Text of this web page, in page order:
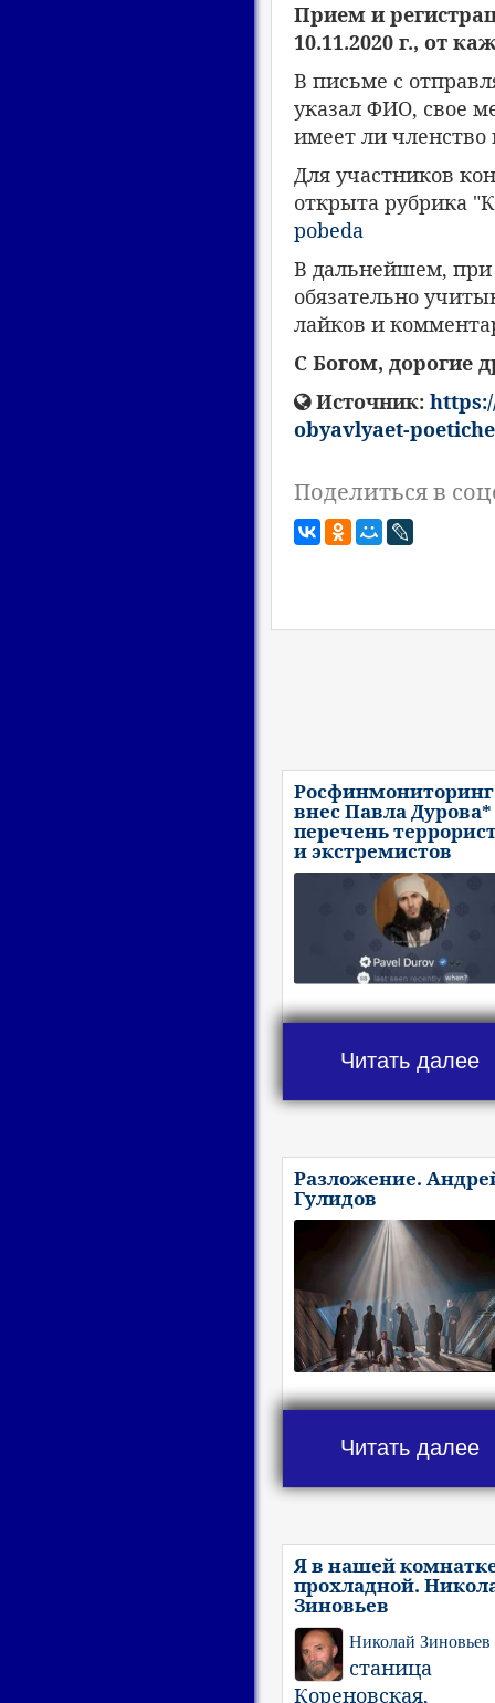
Прием и
10.11.2020 г., от
В письме с
указал ФИО, свое
имеет ли членство
Для участников
открыта рубрика
pobeda
В дальнейшем, при
обязательно
лайков и
С Богом, дорогие
Источник:
obyavlyaet-
Поделиться в
Росфинмониторинг
внес Павла
перечень
и экстремистов
Читать далее
Разложение.
Гулидов
Читать далее
Я в нашей
прохладной.
Зиновьев
Николай Зиновьев
станица
Кореновская,